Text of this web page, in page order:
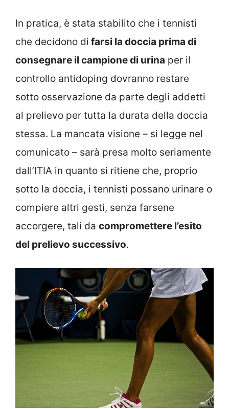
In pratica, è stata stabilito che i tennisti
che decidono di farsi la doccia prima di
consegnare il campione di urina per il
controllo antidoping dovranno restare
sotto osservazione da parte degli addetti
al prelievo per tutta la durata della doccia
stessa. La mancata visione – si legge nel
comunicato – sarà presa molto seriamente
dall’ITIA in quanto si ritiene che, proprio
sotto la doccia, i tennisti possano urinare o
compiere altri gesti, senza farsene
accorgere, tali da compromettere l’esito
del prelievo successivo.